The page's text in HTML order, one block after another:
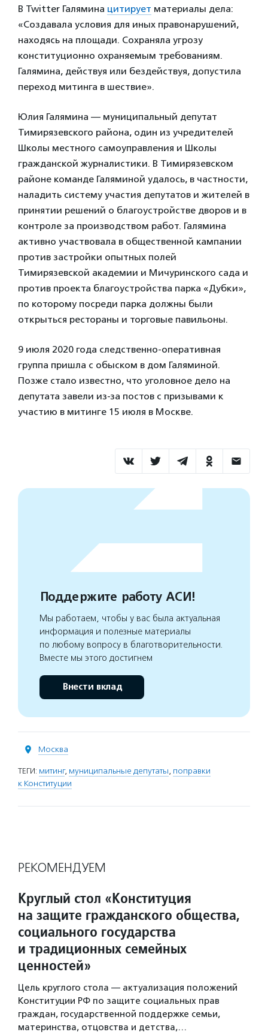
В Twitter Галямина цитирует материалы дела:
«Создавала условия для иных правонарушений,
находясь на площади. Сохраняла угрозу
конституционно охраняемым требованиям.
Галямина, действуя или бездействуя, допустила
переход митинга в шествие».
Юлия Галямина — муниципальный депутат
Тимирязевского района, один из учредителей
Школы местного самоуправления и Школы
гражданской журналистики. В Тимирязевском
районе команде Галяминой удалось, в частности,
наладить систему участия депутатов и жителей в
принятии решений о благоустройстве дворов и в
контроле за производством работ. Галямина
активно участвовала в общественной кампании
против застройки опытных полей
Тимирязевской академии и Мичуринского сада и
против проекта благоустройства парка «Дубки»,
по которому посреди парка должны были
открыться рестораны и торговые павильоны.
9 июля 2020 года следственно-оперативная
группа пришла с обыском в дом Галяминой.
Позже стало известно, что уголовное дело на
депутата завели из-за постов с призывами к
участию в митинге 15 июля в Москве.
Поддержите работу АСИ!
Мы работаем, чтобы у вас была актуальная
информация и полезные материалы
по любому вопросу в благотворительности.
Вместе мы этого достигнем
Внести вклад
Москва
ТЕГИ: митинг, муниципальные депутаты, поправки
к Конституции
РЕКОМЕНДУЕМ
Круглый стол «Конституция
на защите гражданского общества,
социального государства
и традиционных семейных
ценностей»
Цель круглого стола — актуализация положений
Конституции РФ по защите социальных прав
граждан, государственной поддержке семьи,
материнства, отцовства и детства,…